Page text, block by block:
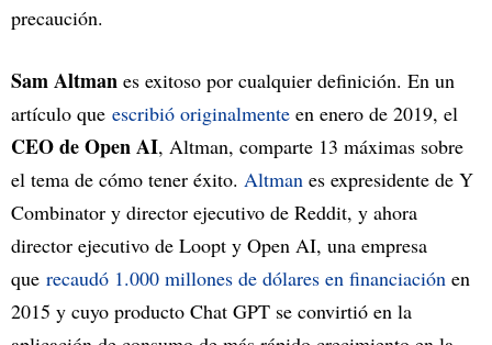
precaución.
Sam Altman es exitoso por cualquier definición. En un
artículo que escribió originalmente en enero de 2019, el
CEO de Open AI, Altman, comparte 13 máximas sobre
el tema de cómo tener éxito. Altman es expresidente de Y
Combinator y director ejecutivo de Reddit, y ahora
director ejecutivo de Loopt y Open AI, una empresa
que recaudó 1.000 millones de dólares en financiación en
2015 y cuyo producto Chat GPT se convirtió en la